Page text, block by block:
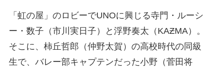
「虹の屋」のロビーでUNOに興じる寺門・ルーシ
ー・数子（市川実日子）と浮野奏太（KAƵMA）。
そこに、柿丘哲郎（仲野太賀）の高校時代の同級
生で、バレー部キャプテンだった小野（菅田将